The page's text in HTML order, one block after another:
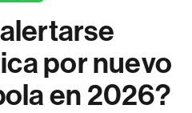
por nuevo
en 2026?